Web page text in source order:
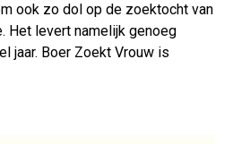
ook zo dol op de zoektocht van
Het levert namelijk genoeg
jaar. Boer Zoekt Vrouw is